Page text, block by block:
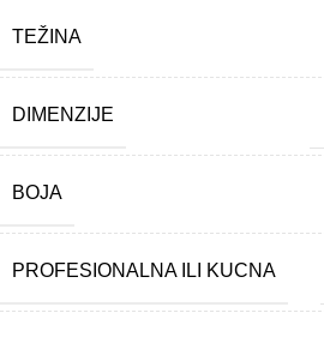
TEŽINA
DIMENZIJE
BOJA
PROFESIONALNA ILI KUCNA